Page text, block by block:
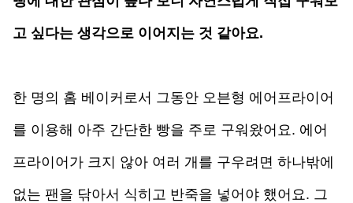
고 싶다는 생각으로 이어지는 것 같아요.
한 명의 홈 베이커로서 그동안 오븐형 에어프라이어
를 이용해 아주 간단한 빵을 주로 구워왔어요. 에어
프라이어가 크지 않아 여러 개를 구우려면 하나밖에
없는 팬을 닦아서 식히고 반죽을 넣어야 했어요. 그